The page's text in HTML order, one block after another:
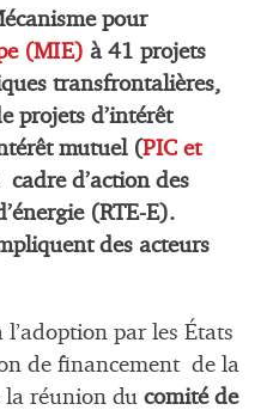
pour
(MIE) à 41 projets
transfrontalières,
projets d’intérêt
mutuel (PIC et
d’action des
(RTE-E).
des acteurs
par les États
de financement de la
la réunion du comité de